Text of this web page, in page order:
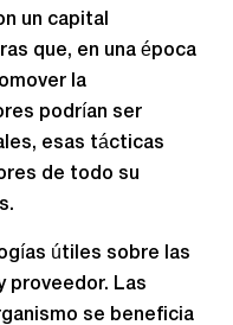
un capital
que, en una época
la
podrían ser
esas tácticas
de todo su
útiles sobre las
proveedor. Las
se beneficia